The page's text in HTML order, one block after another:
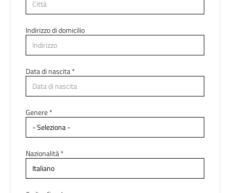
Indirizzo di domicilio
Paese di residenza *
Regione di residenza *
Città di residenza
Data di nascita *
Genere *
Nazionalità *